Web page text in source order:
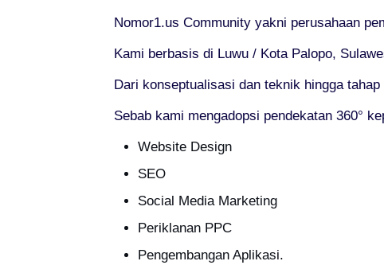
Nomor1.us Community yakni perusahaan
Kami berbasis di Luwu / Kota Palopo,
Dari konseptualisasi dan teknik hingga
Sebab kami mengadopsi pendekatan 360°
Website Design
SEO
Social Media Marketing
Periklanan PPC
Pengembangan Aplikasi.